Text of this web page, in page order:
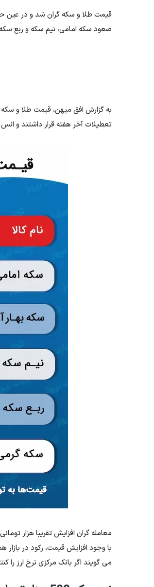
قیمت طلا و سکه گران شد و در عین
صعود سکه امامی، نیم سکه و ربع سکه
به گزارش افق میهن، قیمت طلا و سکه
تعطیلات آخر هفته قرار داشتند و انس
معامله گران افزایش تقریبا هزار
با وجود افزایش قیمت، رکود در بازار
می گویند اگر بانک مرکزی نرخ ارز